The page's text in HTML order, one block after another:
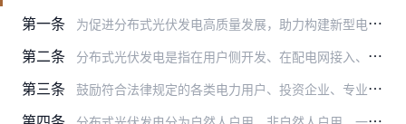
第一条
为促进分布式光伏发电高质量发展，助力构建新型电力系统，根据《中华人民共和国能源法》、《中华人民共和国可再生能源法》、《电网公平开放监管办法》等有关规定，制定本办…
第二条 分布式光伏发电是指在用户侧开发、在配电网接入、原则上在配电网系统就近平衡调节的光伏发电设施。
第三条 鼓励符合法律规定的各类电力用户、投资企业、专业化合同能源服务公司、自然人作为投资主体，依法依规开发建设和经营分布式光伏发电项目。